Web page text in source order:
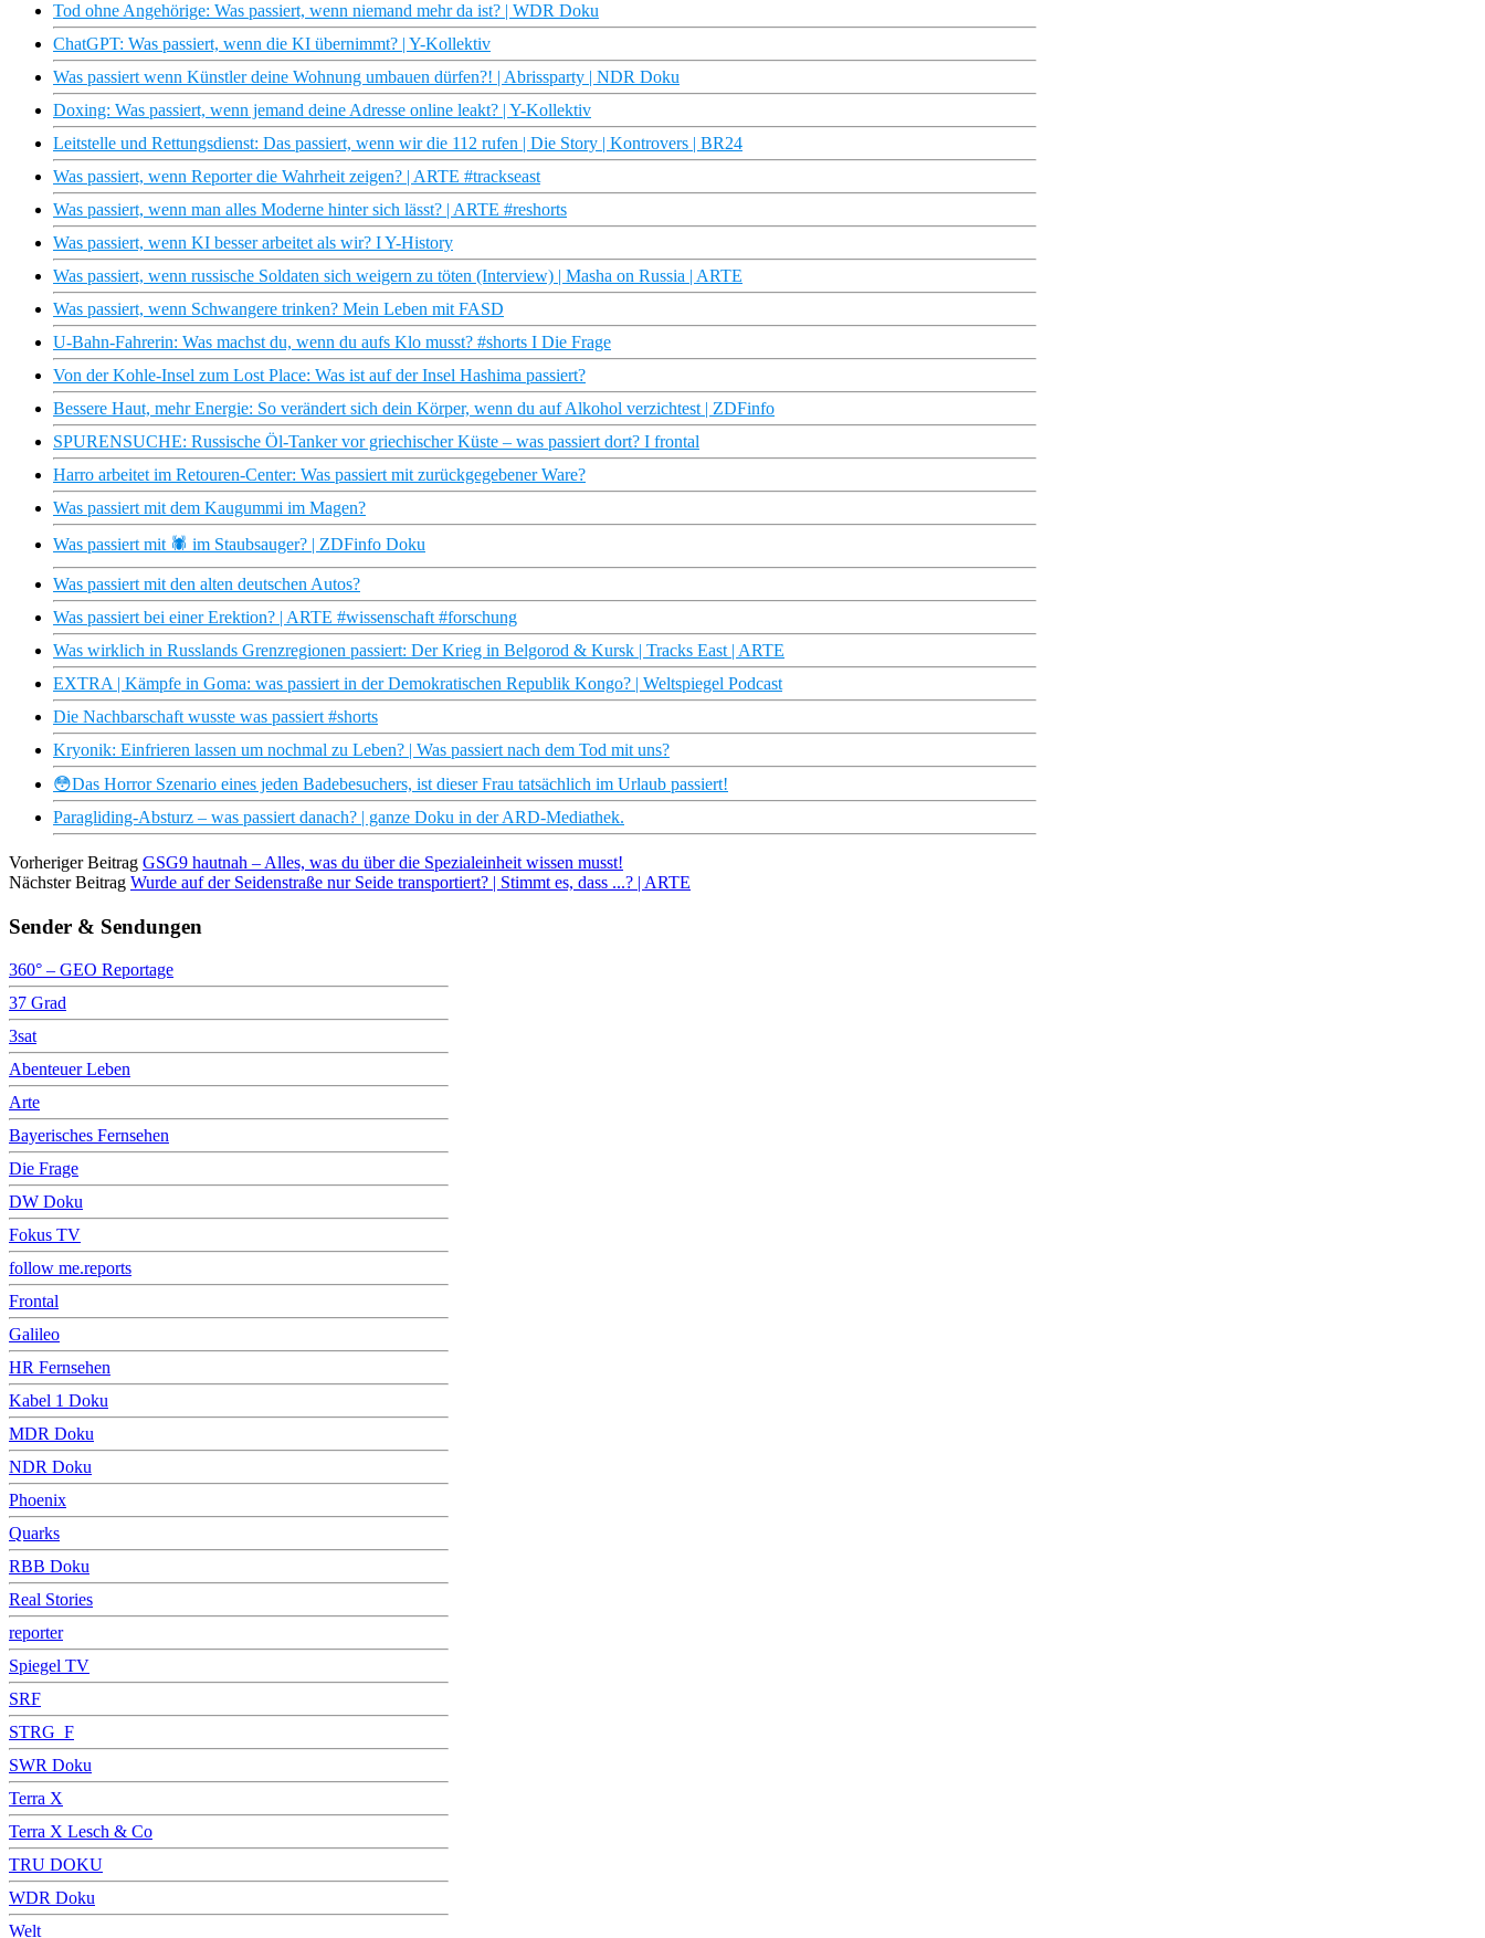
Tod ohne Angehörige: Was passiert, wenn niemand mehr da ist? | WDR Doku
ChatGPT: Was passiert, wenn die KI übernimmt? | Y-Kollektiv
Was passiert wenn Künstler deine Wohnung umbauen dürfen?! | Abrissparty | NDR Doku
Doxing: Was passiert, wenn jemand deine Adresse online leakt? | Y-Kollektiv
Leitstelle und Rettungsdienst: Das passiert, wenn wir die 112 rufen | Die Story | Kontrovers | BR24
Was passiert, wenn Reporter die Wahrheit zeigen? | ARTE #trackseast
Was passiert, wenn man alles Moderne hinter sich lässt? | ARTE #reshorts
Was passiert, wenn KI besser arbeitet als wir? I Y-History
Was passiert, wenn russische Soldaten sich weigern zu töten (Interview) | Masha on Russia | ARTE
Was passiert, wenn Schwangere trinken? Mein Leben mit FASD
U-Bahn-Fahrerin: Was machst du, wenn du aufs Klo musst? #shorts I Die Frage
Von der Kohle-Insel zum Lost Place: Was ist auf der Insel Hashima passiert?
Bessere Haut, mehr Energie: So verändert sich dein Körper, wenn du auf Alkohol verzichtest | ZDFinfo
SPURENSUCHE: Russische Öl-Tanker vor griechischer Küste – was passiert dort? I frontal
Harro arbeitet im Retouren-Center: Was passiert mit zurückgegebener Ware?
Was passiert mit dem Kaugummi im Magen?
Was passiert mit 🕷️ im Staubsauger? | ZDFinfo Doku
Was passiert mit den alten deutschen Autos?
Was passiert bei einer Erektion? | ARTE #wissenschaft #forschung
Was wirklich in Russlands Grenzregionen passiert: Der Krieg in Belgorod & Kursk | Tracks East | ARTE
EXTRA | Kämpfe in Goma: was passiert in der Demokratischen Republik Kongo? | Weltspiegel Podcast
Die Nachbarschaft wusste was passiert #shorts
Kryonik: Einfrieren lassen um nochmal zu Leben? | Was passiert nach dem Tod mit uns?
😳Das Horror Szenario eines jeden Badebesuchers, ist dieser Frau tatsächlich im Urlaub passiert!
Paragliding-Absturz – was passiert danach? | ganze Doku in der ARD-Mediathek.
Vorheriger Beitrag GSG9 hautnah – Alles, was du über die Spezialeinheit wissen musst!
Nächster Beitrag Wurde auf der Seidenstraße nur Seide transportiert? | Stimmt es, dass ...? | ARTE
Sender & Sendungen
360° – GEO Reportage
37 Grad
3sat
Abenteuer Leben
Arte
Bayerisches Fernsehen
Die Frage
DW Doku
Fokus TV
follow me.reports
Frontal
Galileo
HR Fernsehen
Kabel 1 Doku
MDR Doku
NDR Doku
Phoenix
Quarks
RBB Doku
Real Stories
reporter
Spiegel TV
SRF
STRG_F
SWR Doku
Terra X
Terra X Lesch & Co
TRU DOKU
WDR Doku
Welt